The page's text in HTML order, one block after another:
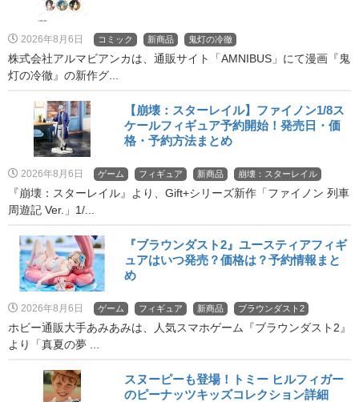
2026年8月6日 コミック 新商品 鬼灯の冷徹
株式会社アルマビアンカは、通販サイト「AMNIBUS」にて漫画『鬼
灯の冷徹』の新作グ...
【崩壊：スターレイル】ファイノン1/8ス
ケールフィギュア予約開始！発売日・価
格・予約方法まとめ
2026年8月6日 ゲーム フィギュア 新商品 崩壊：スターレイル
『崩壊：スターレイル』より、Gift+シリーズ新作「ファイノン 列車
周遊記 Ver.」1/...
『ブラウンダスト2』ユースティアフィギ
ュアはいつ発売？価格は？予約情報まと
め
2026年8月6日 ゲーム フィギュア 新商品 ブラウンダスト2
ホビー通販大手あみあみは、人気スマホゲーム『ブラウンダスト2』
より「真夏の夢 ...
スヌーピーも登場！トミー ヒルフィガー
のピーナッツキッズコレクション詳細